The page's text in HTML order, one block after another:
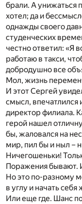
брали. А унижаться
хотел; да и
однажды своего
студенческих
честно ответил: «Я
работаю в такси,
добродушно все
Мол, жизнь
И этот Сергей
смысл, впечатлился
директор филиала.
герой нашел
бы, жаловался на
мир, пил бы и ныл –
Ничегошеньки!
Поражения бывают.
Но это по-разному
в углу и начать
Или еще где. Шанс